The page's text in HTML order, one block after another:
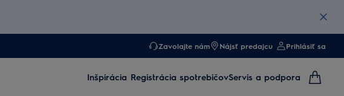
Zavolajte nám Nájsť predajcu Prihlásiť sa
Inšpirácia Registrácia spotrebičovServis a podpora